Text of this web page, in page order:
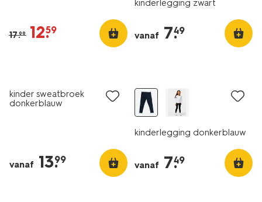
17.99 12.
59
kinderlegging zwart
vanaf 7.
49
kinder sweatbroek
donkerblauw
vanaf 13.
99
kinderlegging donkerblauw
vanaf 7.
49